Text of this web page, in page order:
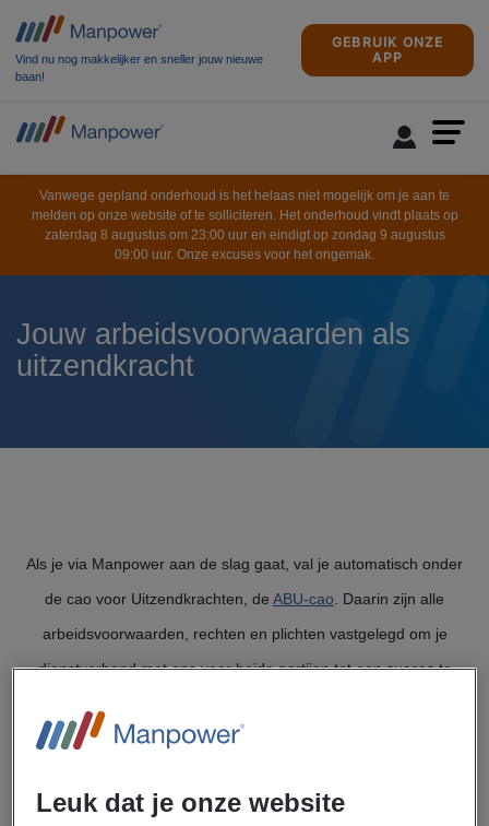
Vind nu nog makkelijker en sneller jouw nieuwe
baan!
GEBRUIK ONZE
APP
Vanwege gepland onderhoud is het helaas niet mogelijk om je aan te
melden op onze website of te solliciteren. Het onderhoud vindt plaats op
zaterdag 8 augustus om 23:00 uur en eindigt op zondag 9 augustus
09:00 uur. Onze excuses voor het ongemak.
Jouw arbeidsvoorwaarden als
uitzendkracht
Als je via Manpower aan de slag gaat, val je automatisch onder
de cao voor Uitzendkrachten, de ABU-cao . Daarin zijn alle
arbeidsvoorwaarden, rechten en plichten vastgelegd om je
dienstverband met ons voor beide partijen tot een succes te
je salaris vast, afhankelijk van leeftijd en ervaring. Ook staan er
Leuk dat je onze website